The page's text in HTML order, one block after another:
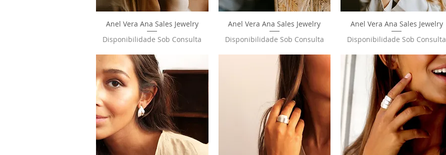
Visualização rápida
Anel Vera Ana Sales Jewelry
Disponibilidade Sob Consulta
Visualização rápida
Anel Vera Ana Sales Jewelry
Disponibilidade Sob Consulta
Visualização rápida
Anel Vera Ana Sales Jewelry
Disponibilidade Sob Consulta